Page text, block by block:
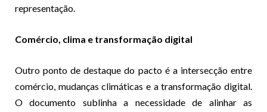
representação.
Comércio, clima e transformação digital
Outro ponto de destaque do pacto é a intersecção entre
comércio, mudanças climáticas e a transformação digital.
O documento sublinha a necessidade de alinhar as